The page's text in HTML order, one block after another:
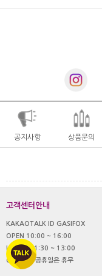
공지사항 상품문의
고객센터안내
KAKAOTALK ID GASIFOX
OPEN 10:00 ~ 16:00
LUNCH 11:30 ~ 13:00
OFF 토,일 공휴일은 휴무